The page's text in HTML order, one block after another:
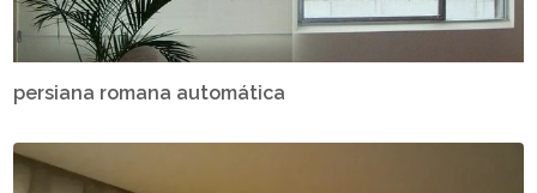
persiana romana automática